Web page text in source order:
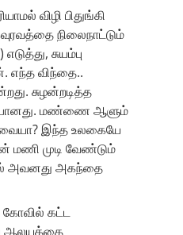
விழி பிதுங்கி
நிலைநாட்டும்
சுயம்பு
எந்த விந்தை..
சுழன்றடித்த
போனது. மண்ணை ஆளும்
இந்த உலகையே
மணி முடி வேண்டும்
அவனது அகந்தை
கோவில் கட்ட
ஆலயத்தை